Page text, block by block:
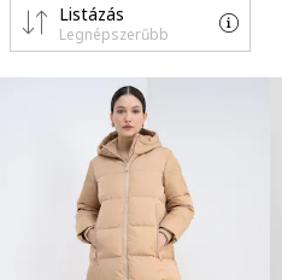
Listázás
Legnépszerűbb